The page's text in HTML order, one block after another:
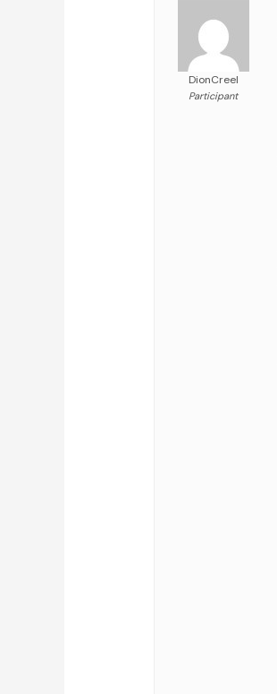
DionCreel
Participant